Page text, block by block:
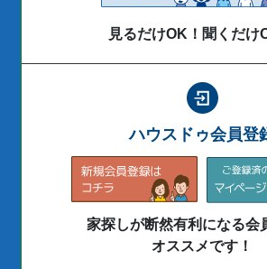
見るだけOK！聞くだけ
ハウスドゥ会員登
家探しが断然有利になる会
オススメです！